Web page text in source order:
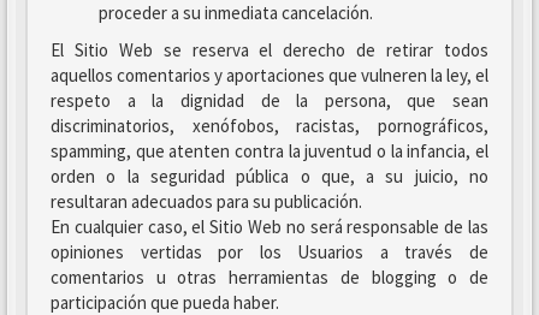
proceder a su inmediata cancelación.
El Sitio Web se reserva el derecho de retirar todos
aquellos comentarios y aportaciones que vulneren la ley, el
respeto a la dignidad de la persona, que sean
discriminatorios, xenófobos, racistas, pornográficos,
spamming, que atenten contra la juventud o la infancia, el
orden o la seguridad pública o que, a su juicio, no
resultaran adecuados para su publicación.
En cualquier caso, el Sitio Web no será responsable de las
opiniones vertidas por los Usuarios a través de
comentarios u otras herramientas de blogging o de
participación que pueda haber.